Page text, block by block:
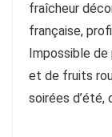
fraîcheur
française,
Impossible
et de fruits
soirées d’été,